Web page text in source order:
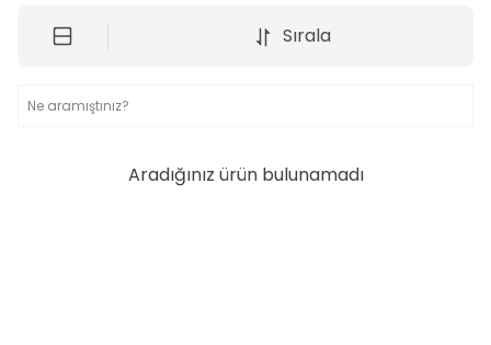
Sırala
Aradığınız ürün bulunamadı